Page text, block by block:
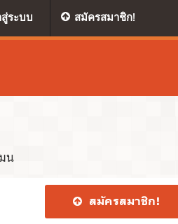
สู่ระบบ สมัครสมาชิก!
น
สมัคร​สมาชิก​!